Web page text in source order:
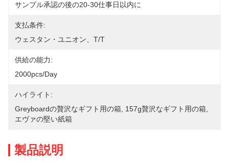
サンプル承認の後の20-30仕事日以内に
支払条件:
ウェスタン・ユニオン、T/T
供給の能力:
2000pcs/day
ハイライト:
Greyboardの贅沢なギフト用の箱 157g贅沢なギフト用の箱
エヴァの堅い紙箱
製品説明